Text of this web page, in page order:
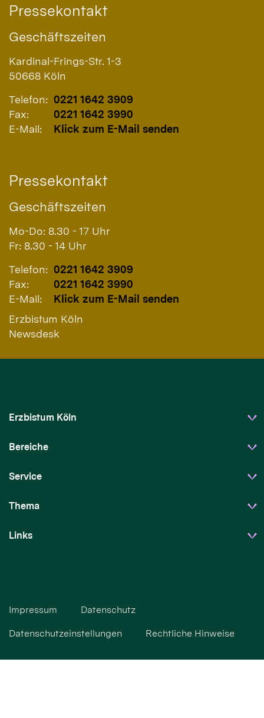
Pressekontakt
Geschäftszeiten
Kardinal-Frings-Str. 1-3
50668 Köln
Telefon: 0221 1642 3909
Fax:
0221 1642 3990
E-Mail:
Klick zum E-Mail senden
Pressekontakt
Geschäftszeiten
Mo-Do: 8.30 - 17 Uhr
Fr: 8.30 - 14 Uhr
Telefon: 0221 1642 3909
Fax:
0221 1642 3990
E-Mail:
Klick zum E-Mail senden
Erzbistum Köln
Newsdesk
Erzbistum Köln
Bereiche
Service
Thema
Links
Impressum Datenschutz
Datenschutzeinstellungen Rechtliche Hinweise